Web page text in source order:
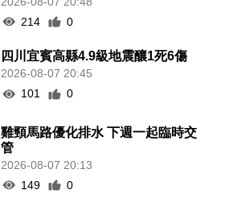
214
0
四川宜賓高縣4.9級地震釀1死6傷
2026-08-07 20:45
101
0
雞頸馬路優化排水 下週一起臨時交
管
2026-08-07 20:13
149
0